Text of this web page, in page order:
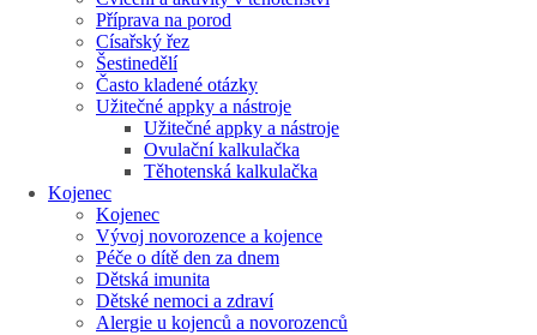
Příprava na porod
Císařský řez
Šestinedělí
Často kladené otázky
Užitečné appky a nástroje
Užitečné appky a nástroje
Ovulační kalkulačka
Těhotenská kalkulačka
Kojenec
Kojenec
Vývoj novorozence a kojence
Péče o dítě den za dnem
Dětská imunita
Dětské nemoci a zdraví
Alergie u kojenců a novorozenců